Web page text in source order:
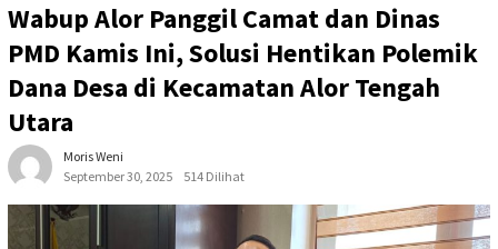
Wabup Alor Panggil Camat dan Dinas
PMD Kamis Ini, Solusi Hentikan Polemik
Dana Desa di Kecamatan Alor Tengah
Utara
Moris Weni
September 30, 2025
514 Dilihat